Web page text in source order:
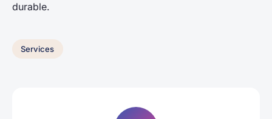
durable.
Services